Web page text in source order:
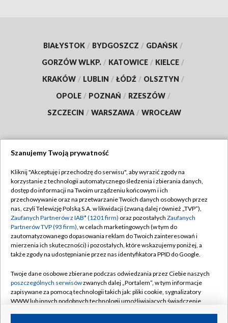
BIAŁYSTOK / BYDGOSZCZ / GDAŃSK /
GORZÓW WLKP. / KATOWICE / KIELCE /
KRAKÓW / LUBLIN / ŁÓDŹ / OLSZTYN /
OPOLE / POZNAŃ / RZESZÓW /
SZCZECIN / WARSZAWA / WROCŁAW
TVP
Abonament TVP
Emisja w TVP
Centrum informacji TVP
Naziemna Telewizja Cyfrowa
Rada Programowa
System NOS
Informacje o nadawcy
Regulamin TVP
Polityka prywatności
Moje zgody
Pomoc
Kontakt
Kanały
Szanujemy Twoją prywatność
Kliknij "Akceptuję i przechodzę do serwisu", aby wyrazić zgody na
korzystanie z technologii automatycznego śledzenia i zbierania danych,
dostęp do informacji na Twoim urządzeniu końcowym i ich
przechowywanie oraz na przetwarzanie Twoich danych osobowych przez
nas, czyli Telewizję Polską S.A. w likwidacji (zwaną dalej również „TVP”),
Zaufanych Partnerów z IAB* (1201 firm) oraz pozostałych Zaufanych
Partnerów TVP (93 firm), w celach marketingowych (w tym do
zautomatyzowanego dopasowania reklam do Twoich zainteresowań i
mierzenia ich skuteczności) i pozostałych, które wskazujemy poniżej, a
także zgody na udostępnianie przez nas identyfikatora PPID do Google.
Twoje dane osobowe zbierane podczas odwiedzania przez Ciebie naszych
poszczególnych serwisówzwanych dalej „Portalem”, w tym informacje
zapisywane za pomocą technologii takich jak: pliki cookie, sygnalizatory
WWW lub innych podobnych technologii umożliwiających świadczenie